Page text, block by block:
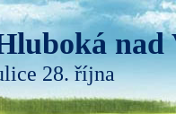
nad
28. října